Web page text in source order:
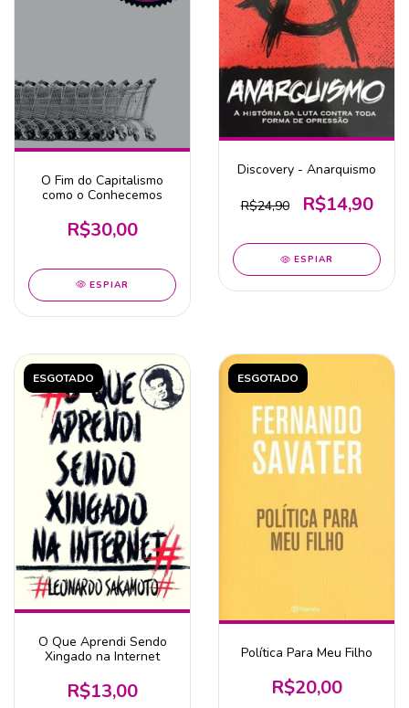
O Fim do Capitalismo
como o Conhecemos
R$30,00
ESPIAR
Discovery - Anarquismo
R$24,90 R$14,90
ESPIAR
ESGOTADO
O Que Aprendi Sendo
Xingado na Internet
R$13,00
ESGOTADO
Política Para Meu Filho
R$20,00